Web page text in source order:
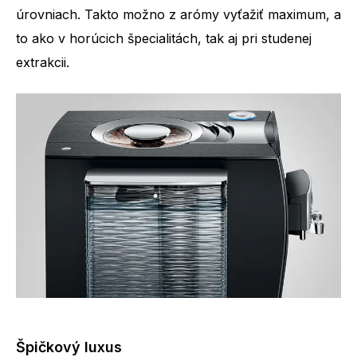
úrovniach. Takto možno z arómy vyťažiť maximum, a
to ako v horúcich špecialitách, tak aj pri studenej
extrakcii.
Špičkový luxus